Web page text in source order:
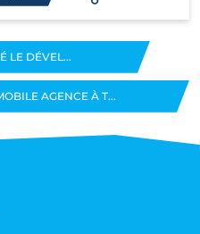
LE DÉVEL...
AGENCE À T...